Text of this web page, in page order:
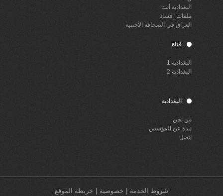
البغدادية أنت
ملفات_فساد
العراق في الصحافة الأجنبية
قناة
البغدادية 1
البغدادية 2
البغدادية
من نحن
نبذة عن المؤسس
اتصل
شروط الخدمة خصوصية خريطة الموقع